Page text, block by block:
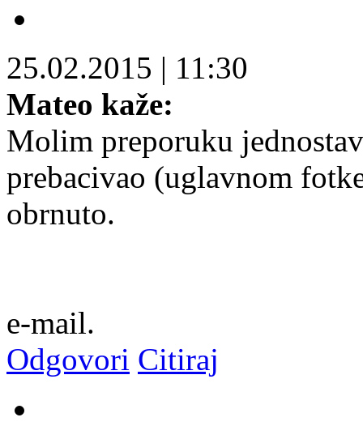
25.02.2015 | 11:30
Mateo kaže:
Molim preporuku
prebacivao (uglavnom
obrnuto.
e-mail.
Odgovori Citiraj